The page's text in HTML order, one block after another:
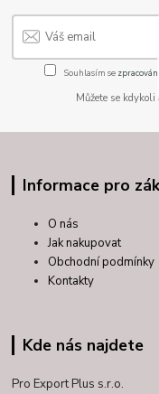
Souhlasím se
Můžete se
Informace pro
O nás
Jak nakupovat
Obchodní podmínky
Kontakty
Kde nás najdete
Pro Export Plus s.r.o.